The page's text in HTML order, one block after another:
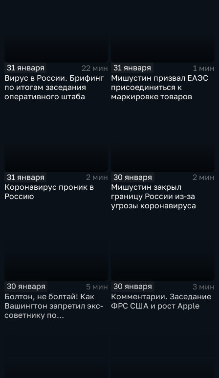
31 января
22 мин
Вирус в России. Брифинг
по итогам заседания
оперативного штаба
31 января
1 мин
Мишустин призвал ЕАЭС
присоединиться к
маркировке товаров
31 января
2 мин
Коронавирус проник в
Россию
30 января
2 мин
Мишустин закрыл
границу России из-за
угрозы коронавируса
30 января
5 мин
Болтон, не болтай! Как
Вашингтон запретил экс-
советнику по
30 января
3 мин
Комментарии. Заседание
ФРС США и рост Apple